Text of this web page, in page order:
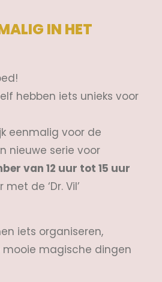
IN HET
hebben iets unieks voor
eenmalig voor de
nieuwe serie voor
van 12 uur tot 15 uur
de ‘Dr. Vil’
iets organiseren,
mooie magische dingen